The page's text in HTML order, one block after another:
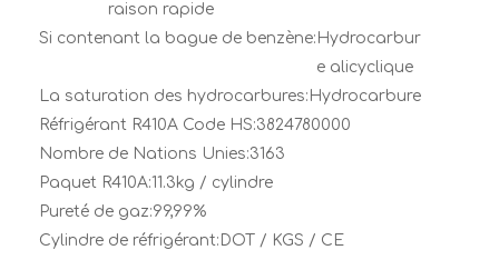
raison rapide
Si contenant la bague de benzène: Hydrocarbur
e alicyclique
La saturation des hydrocarbures: Hydrocarbure
Réfrigérant R410A Code HS:3824780000
Nombre de Nations Unies:3163
Paquet R410A:11.3kg / cylindre
Pureté de gaz:99,99%
Cylindre de réfrigérant: DOT / KGS / CE